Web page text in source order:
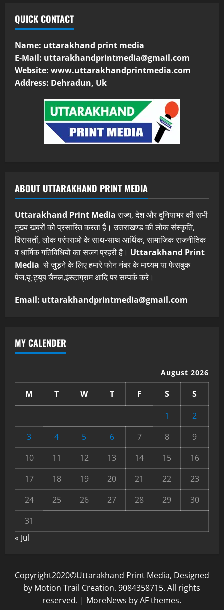
QUICK CONTACT
Name: uttarakhand print media
E-Mail: uttarakhandprintmedia@gmail.com
Website: www.uttarakhandprintmedia.com
Address: Dehradun, Uk
ABOUT UTTARAKHAND PRINT MEDIA
Uttarakhand Print Mediaराज्य, देश और दुनियाभर की सभी
मुख्य खबरों को प्रसारित करता है। उत्तराखण्ड की लोक संस्कृति,
विरासतों, लोक परंपराओ के साथ-साथ आर्थिक, सामाजिक राजनीतिक
व धार्मिक गतिविधियों का सजग प्रहरी है। Uttarakhand Print
Media से जुड़ने के लिए हमारे फोन नंबर के माध्यम या फेसबुक
पेज,यू-ट्यूब चैनल,इंस्टाग्राम आदि पर सम्पर्क करे।
Email: uttarakhandprintmedia@gmail.com
MY CALENDER
August 2026
M T W T F S
S
1
2
3
4 5 6 7 8
9
10
11 12 13 14 15
16
17
18 19 20 21 22
23
24
25 26 27 28 29
30
31
« Jul
Copyright2020©Uttarakhand Print Media, Designed
by Motion Trail Creation. 9084358715. All rights
reserved. | MoreNews by AF themes.